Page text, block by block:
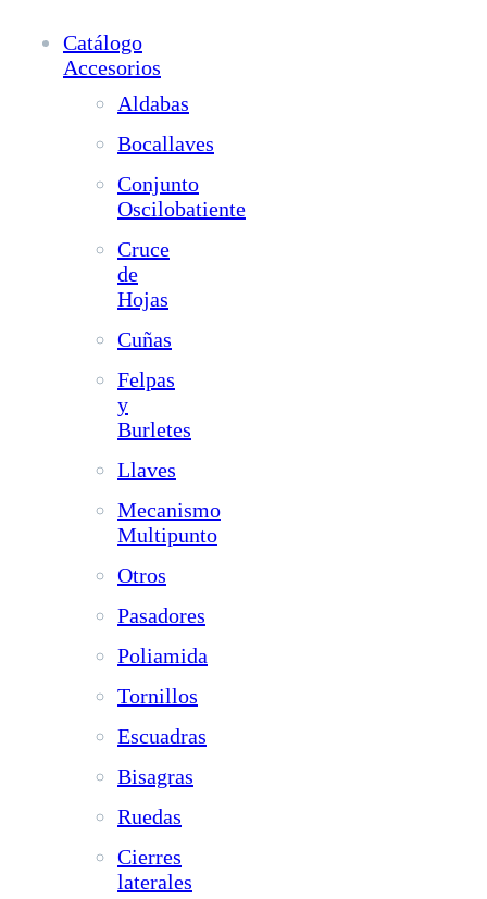
Catálogo
Accesorios
Aldabas
Bocallaves
Conjunto
Oscilobatiente
Cruce
de
Hojas
Cuñas
Felpas
y
Burletes
Llaves
Mecanismo
Multipunto
Otros
Pasadores
Poliamida
Tornillos
Escuadras
Bisagras
Ruedas
Cierres
laterales